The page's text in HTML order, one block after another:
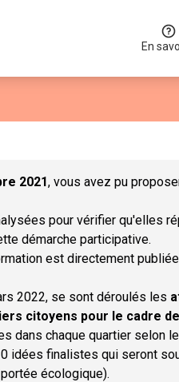
En
2021, vous avez pu
pour vérifier qu'elles
dans un nouvel onglet)
démarche participative.
est directement
2022, se sont déroulés les
citoyens pour le cadre
dans chaque quartier selon
idées finalistes qui seront
écologique).